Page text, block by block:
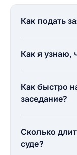
Как подать
Как я узнаю,
Как быстро
заседание?
Сколько
суде?